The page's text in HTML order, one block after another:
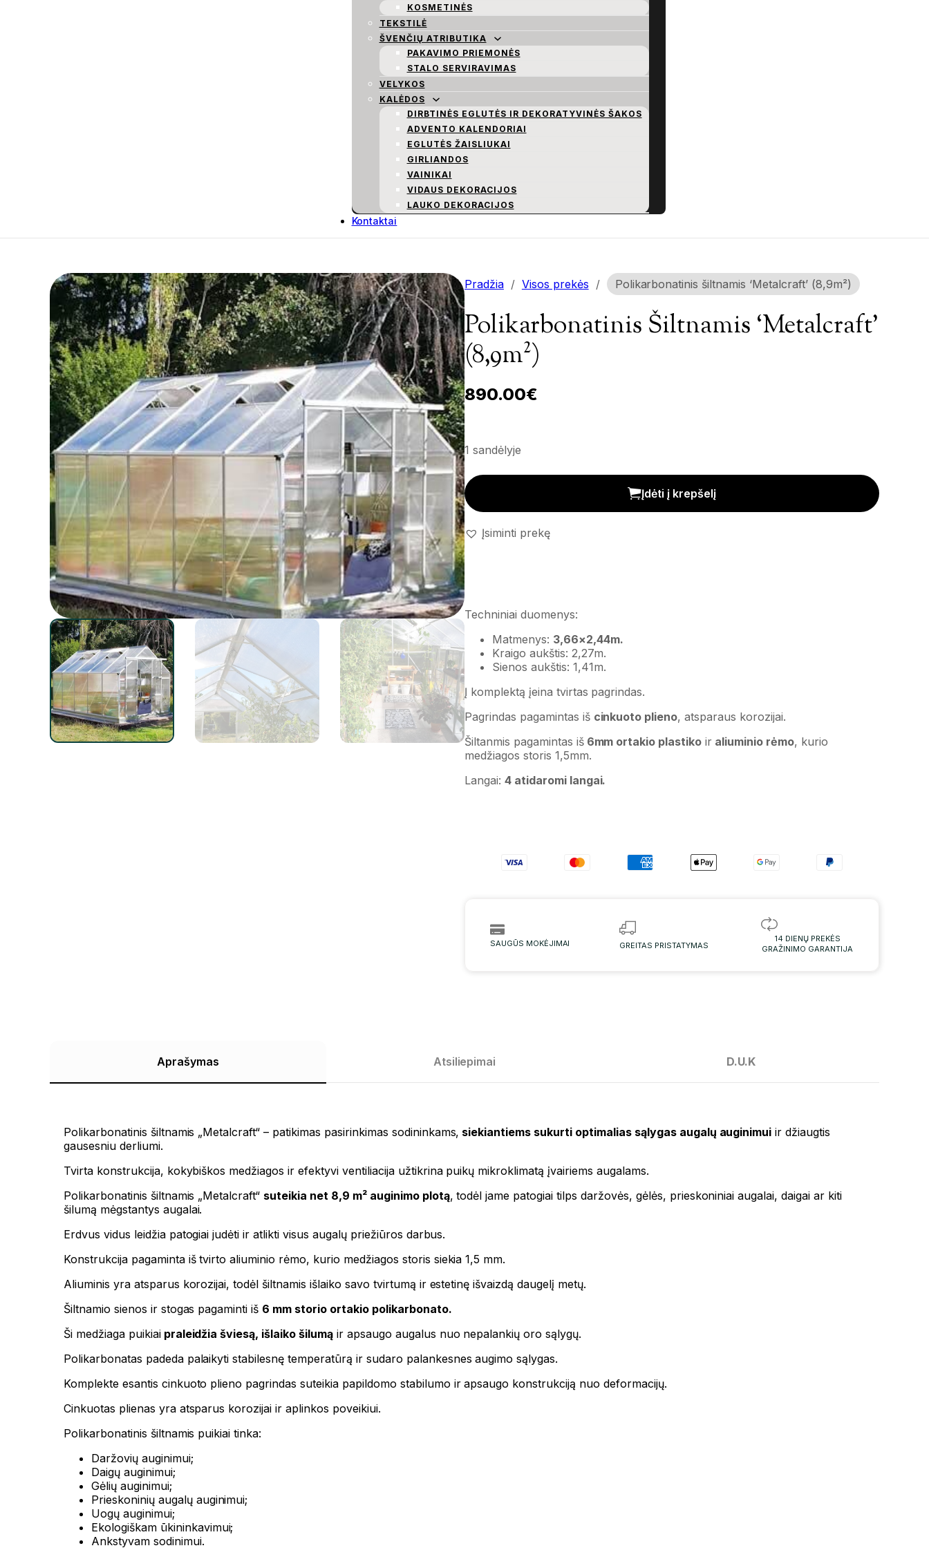
KOSMETINĖS
TEKSTILĖ
ŠVENČIŲ ATRIBUTIKA
PAKAVIMO PRIEMONĖS
STALO SERVIRAVIMAS
VELYKOS
KALĖDOS
DIRBTINĖS EGLUTĖS IR DEKORATYVINĖS ŠAKOS
ADVENTO KALENDORIAI
EGLUTĖS ŽAISLIUKAI
GIRLIANDOS
VAINIKAI
VIDAUS DEKORACIJOS
LAUKO DEKORACIJOS
Kontaktai
Pradžia / Visos prekės / Polikarbonatinis šiltnamis ‘Metalcraft’ (8,9m²)
Polikarbonatinis Šiltnamis ‘Metalcraft’
(8,9m²)
890.00€
1 sandėlyje
Polikarbonatinis šiltnamis 'Metalcraft' (8,9m²) kiekis
Įdėti į krepšelį
Įsiminti prekę
Techniniai duomenys:
Matmenys: 3,66×2,44m.
Kraigo aukštis: 2,27m.
Sienos aukštis: 1,41m.
Į komplektą įeina tvirtas pagrindas.
Pagrindas pagamintas iš cinkuoto plieno, atsparaus korozijai.
Šiltanmis pagamintas iš6mm ortakio plastiko ir aliuminio rėmo, kurio
medžiagos storis 1,5mm.
Langai: 4 atidaromi langai.
SAUGŪS MOKĖJIMAI GREITAS PRISTATYMAS
14 DIENŲ PREKĖS
GRAŽINIMO GARANTIJA
Aprašymas Atsiliepimai D.U.K
Polikarbonatinis šiltnamis „Metalcraft“ – patikimas pasirinkimas sodininkams, siekiantiems sukurti optimalias sąlygas augalų auginimui ir džiaugtis
gausesniu derliumi.
Tvirta konstrukcija, kokybiškos medžiagos ir efektyvi ventiliacija užtikrina puikų mikroklimatą įvairiems augalams.
Polikarbonatinis šiltnamis „Metalcraft“ suteikia net 8,9 m² auginimo plotą, todėl jame patogiai tilps daržovės, gėlės, prieskoniniai augalai, daigai ar kiti
šilumą mėgstantys augalai.
Erdvus vidus leidžia patogiai judėti ir atlikti visus augalų priežiūros darbus.
Konstrukcija pagaminta iš tvirto aliuminio rėmo, kurio medžiagos storis siekia 1,5 mm.
Aliuminis yra atsparus korozijai, todėl šiltnamis išlaiko savo tvirtumą ir estetinę išvaizdą daugelį metų.
Šiltnamio sienos ir stogas pagaminti iš 6 mm storio ortakio polikarbonato.
Ši medžiaga puikiaipraleidžia šviesą, išlaiko šilumąir apsaugo augalus nuo nepalankių oro sąlygų.
Polikarbonatas padeda palaikyti stabilesnę temperatūrą ir sudaro palankesnes augimo sąlygas.
Komplekte esantis cinkuoto plieno pagrindas suteikia papildomo stabilumo ir apsaugo konstrukciją nuo deformacijų.
Cinkuotas plienas yra atsparus korozijai ir aplinkos poveikiui.
Polikarbonatinis šiltnamis puikiai tinka:
Daržovių auginimui;
Daigų auginimui;
Gėlių auginimui;
Prieskoninių augalų auginimui;
Uogų auginimui;
Ekologiškam ūkininkavimui;
Ankstyvam sodinimui.